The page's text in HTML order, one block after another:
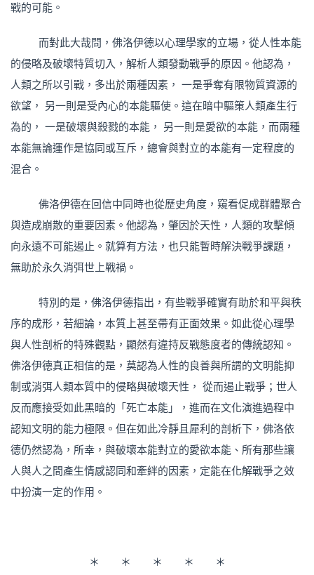
戰的可能。
而對此大哉問，佛洛伊德以心理學家的立場，從人性本能
的侵略及破壞特質切入，解析人類發動戰爭的原因。他認為，
人類之所以引戰，多出於兩種因素， 一是爭奪有限物質資源的
欲望， 另一則是受內心的本能驅使。這在暗中驅策人類產生行
為的， 一是破壞與殺戮的本能， 另一則是愛欲的本能，而兩種
本能無論運作是協同或互斥，總會與對立的本能有一定程度的
混合。
佛洛伊德在回信中同時也從歷史角度，窺看促成群體聚合
與造成崩散的重要因素。他認為，肇因於天性，人類的攻擊傾
向永遠不可能遏止。就算有方法，也只能暫時解決戰爭課題，
無助於永久消弭世上戰禍。
特別的是，佛洛伊德指出，有些戰爭確實有助於和平與秩
序的成形，若細論，本質上甚至帶有正面效果。如此從心理學
與人性剖析的特殊觀點，顯然有違持反戰態度者的傳統認知。
佛洛伊德真正相信的是，莫認為人性的良善與所謂的文明能抑
制或消弭人類本質中的侵略與破壞天性， 從而遏止戰爭；世人
反而應接受如此黑暗的「死亡本能」，進而在文化演進過程中
認知文明的能力極限。但在如此冷靜且犀利的剖析下，佛洛依
德仍然認為，所幸，與破壞本能對立的愛欲本能、所有那些讓
人與人之間產生情感認同和牽絆的因素，定能在化解戰爭之效
中扮演一定的作用。
＊ ＊ ＊ ＊ ＊